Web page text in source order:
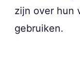
zijn over hun
gebruiken.